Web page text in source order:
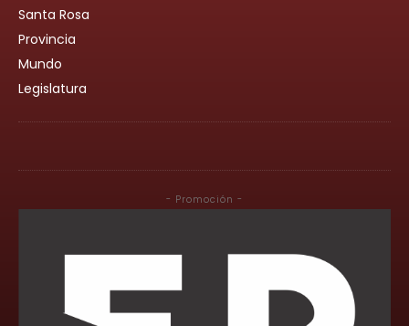
Santa Rosa
Provincia
Mundo
Legislatura
- Promoción -